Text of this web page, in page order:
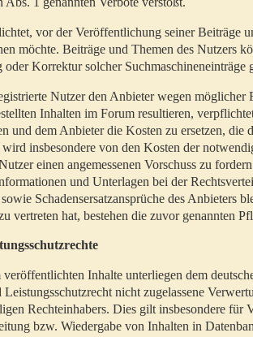
vor der Veröffentlichung seiner Beiträge
möchte. Beiträge und Themen des Nutzers
Korrektur solcher Suchmaschineneinträge
Nutzer den Anbieter wegen möglicher
Inhalten im Forum resultieren,
und dem Anbieter die Kosten zu ersetzen, die
insbesondere von den Kosten der
einen angemessenen Vorschuss zu
und Unterlagen bei der
Schadensersatzansprüche des Anbieters
vertreten hat, bestehen die zuvor genannten
Inhalte unterliegen dem
Leistungsschutzrecht nicht zugelassene
Rechteinhabers. Dies gilt insbesondere
bzw. Wiedergabe von Inhalten in